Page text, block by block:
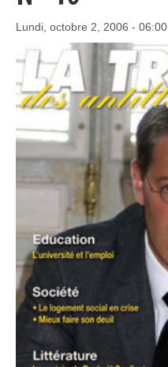
Lundi, octobre 2, 2006 - 06:00